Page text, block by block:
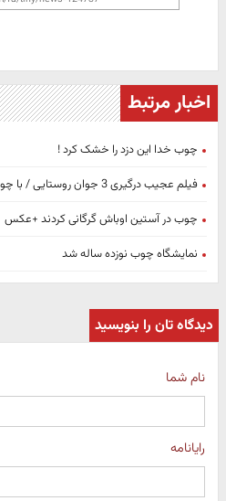
اخبار مرتبط
چوب خدا این دزد را خشک کرد !
فیلم عجیب درگیری 3 جوان روستایی / با چوب و چماق به جان هم افتادند
چوب در آستین اوباش گرگانی کردند +عکس
نمایشگاه چوب نوزده ساله شد
دیدگاه تان را بنویسید
نام شما
رایانامه